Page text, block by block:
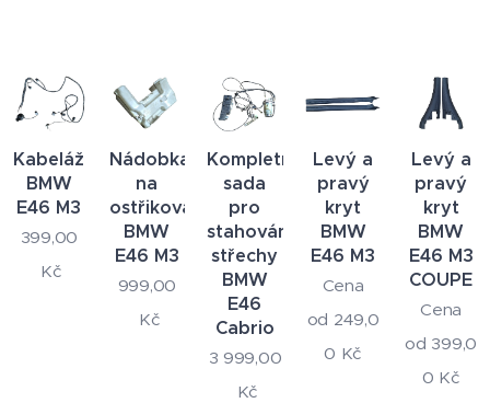
Kabeláž
BMW
E46 M3
399,00
Kč
Nádobka
na
ostřikovače
BMW
E46 M3
999,00
Kč
Kompletní
sada
pro
stahování
střechy
BMW
E46
Cabrio
3 999,00
Kč
Levý a
pravý
kryt
BMW
E46 M3
Cena
od 249,0
0 Kč
Levý a
pravý
kryt
BMW
E46 M3
COUPE
Cena
od 399,0
0 Kč